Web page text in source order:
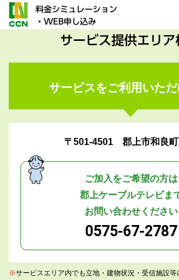
料金シミュレーション
・WEB申し込み
サービス提供エリア
サービスをご利用いた
〒501-4501 郡上市和良
ご加入をご希望の方は
郡上ケーブルテレビま
お問い合わせください
0575-67-2787
※サービスエリア内でも立地・建物状況・受信施設